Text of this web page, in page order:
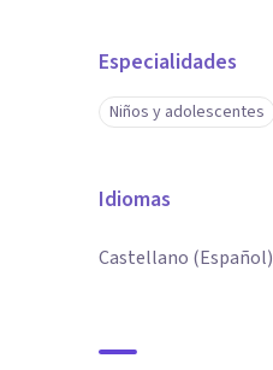
Especialidades
Niños y adolescentes
Idiomas
Castellano (Español)